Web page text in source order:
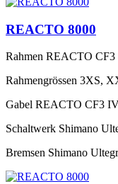
REACTO 8000
Rahmen REACTO
Rahmengrössen 3XS,
Gabel REACTO CF3
Schaltwerk Shimano
Bremsen Shimano